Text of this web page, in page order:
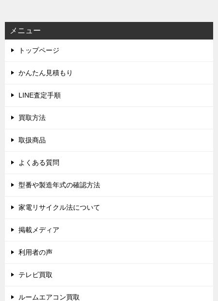
メニュー
トップページ
かんたん見積もり
LINE査定手順
買取方法
取扱商品
よくある質問
型番や製造年式の確認方法
家電リサイクル法について
掲載メディア
利用者の声
テレビ買取
ルームエアコン買取